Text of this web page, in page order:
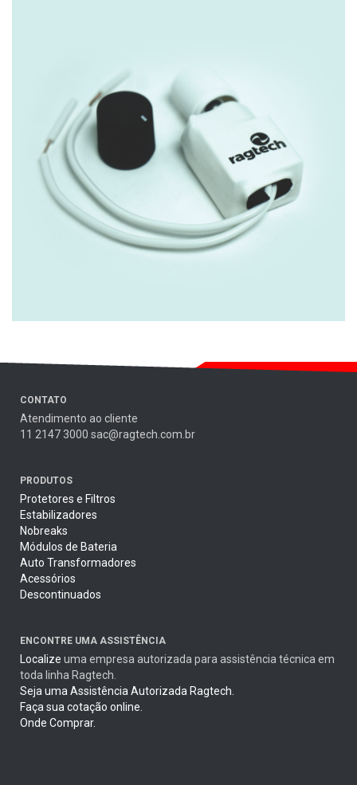
CONTATO
Atendimento ao cliente
11 2147 3000 sac@ragtech.com.br
PRODUTOS
Protetores e Filtros
Estabilizadores
Nobreaks
Módulos de Bateria
Auto Transformadores
Acessórios
Descontinuados
ENCONTRE UMA ASSISTÊNCIA
Localize uma empresa autorizada para assistência técnica em
toda linha Ragtech.
Seja uma Assistência Autorizada Ragtech.
Faça sua cotação online.
Onde Comprar.